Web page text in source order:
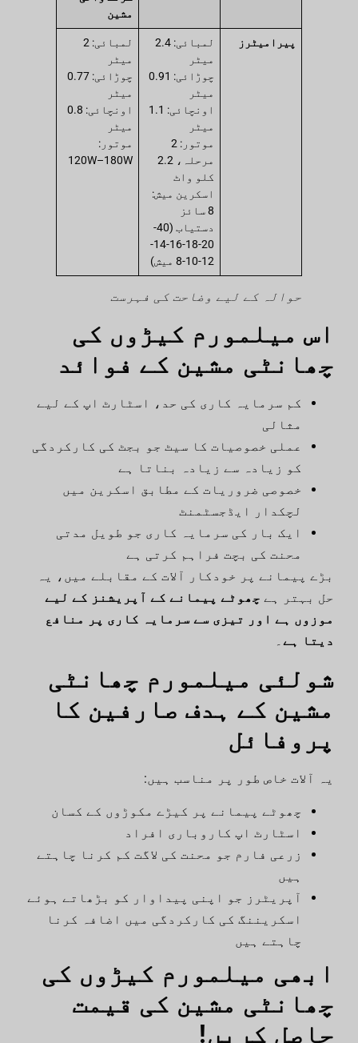
مشین
پیرامیٹرز
لمبائی: 2.4
میٹر
چوڑائی: 0.91
میٹر
اونچائی: 1.1
میٹر
موتور: 2
مرحلہ، 2.2
کلو واٹ
اسکرین میش:
8 سائز
دستیاب (40-
20-18-16-14-
12-10-8 میش)
لمبائی: 2
میٹر
چوڑائی: 0.77
میٹر
اونچائی: 0.8
میٹر
موتور:
120W–180W
حوالہ کے لیے وضاحت کی فہرست
اس میلمورم کیڑوں کی
چھانٹی مشین کے فوائد
کم سرمایہ کاری کی حد، اسٹارٹ اپ کے لیے
مثالی
عملی خصوصیات کا سیٹ جو بجٹ کی کارکردگی
کو زیادہ سے زیادہ بناتا ہے
خصوصی ضروریات کے مطابق اسکرین میں
لچکدار ایڈجسٹمنٹ
ایک بار کی سرمایہ کاری جو طویل مدتی
محنت کی بچت فراہم کرتی ہے
بڑے پیمانے پر خودکار آلات کے مقابلے میں، یہ
حل بہتر ہے چھوٹے پیمانے کے آپریشنز کے لیے
موزوں ہے اور تیزی سے سرمایہ کاری پر منافع
دیتا ہے۔
شولئی میلمورم چھانٹی
مشین کے ہدف صارفین کا
پروفائل
یہ آلات خاص طور پر مناسب ہیں:
چھوٹے پیمانے پر کیڑے مکوڑوں کے کسان
اسٹارٹ اپ کاروباری افراد
زرعی فارم جو محنت کی لاگت کم کرنا چاہتے
ہیں
آپریٹرز جو اپنی پیداوار کو بڑھاتے ہوئے
اسکریننگ کی کارکردگی میں اضافہ کرنا
چاہتے ہیں
ابھی میلمورم کیڑوں کی
چھانٹی مشین کی قیمت
حاصل کریں!